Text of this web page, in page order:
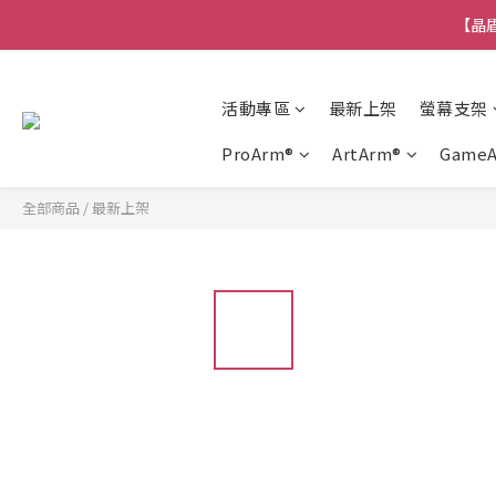
【
活動專區 最新上架
螢幕支架
ProArm®
ArtArm®
全部商品 /最新上架